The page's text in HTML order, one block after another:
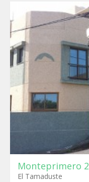
Monteprimero 2
El Tamaduste